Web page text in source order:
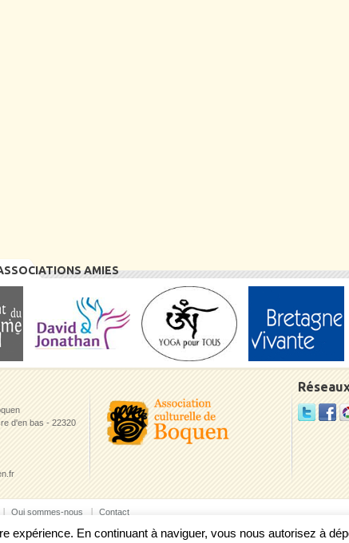
AMIES
d'en bas - 22320
Qui sommes-nous Contact
expérience. En continuant à naviguer, vous nous autorisez à